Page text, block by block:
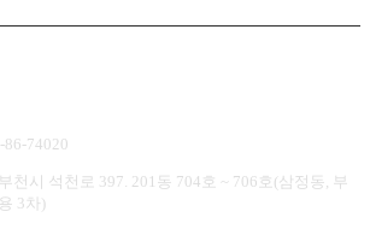
74020
천시 석천로 397. 201동 704호 ~ 706호(삼정동, 부
3차)